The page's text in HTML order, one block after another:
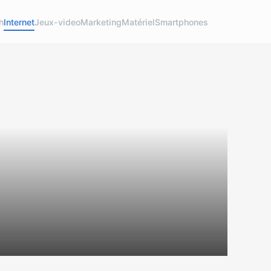
InternetJeux-videoMarketingMatérielSmartphones